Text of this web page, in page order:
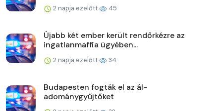
2 napja ezelőtt 45
Újabb két ember került rendőrkézre az
ingatlanmaffia ügyében...
2 napja ezelőtt 34
Budapesten fogták el az ál-
adománygyűjtőket